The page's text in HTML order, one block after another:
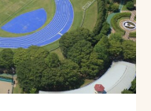
検索